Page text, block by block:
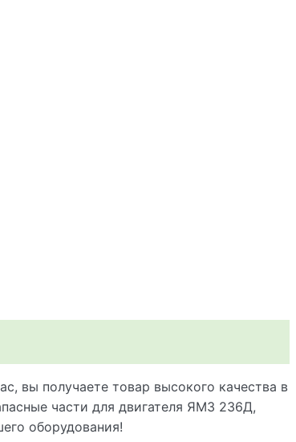
вы получаете товар высокого качества в
части для двигателя ЯМЗ 236Д,
оборудования!